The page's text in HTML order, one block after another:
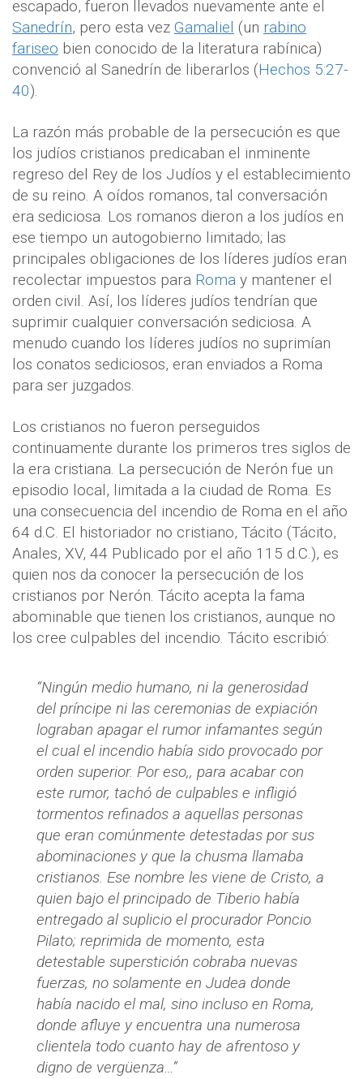
escapado, fueron llevados nuevamente ante el
Sanedrín, pero esta vez Gamaliel (un rabino
fariseo bien conocido de la literatura rabínica)
convenció al Sanedrín de liberarlos (Hechos 5:27-
40).
La razón más probable de la persecución es que
los judíos cristianos predicaban el inminente
regreso del Rey de los Judíos y el establecimiento
de su reino. A oídos romanos, tal conversación
era sediciosa. Los romanos dieron a los judíos en
ese tiempo un autogobierno limitado; las
principales obligaciones de los líderes judíos eran
recolectar impuestos para Roma y mantener el
orden civil. Así, los líderes judíos tendrían que
suprimir cualquier conversación sediciosa. A
menudo cuando los líderes judíos no suprimían
los conatos sediciosos, eran enviados a Roma
para ser juzgados.
Los cristianos no fueron perseguidos
continuamente durante los primeros tres siglos de
la era cristiana. La persecución de Nerón fue un
episodio local, limitada a la ciudad de Roma. Es
una consecuencia del incendio de Roma en el año
64 d.C. El historiador no cristiano, Tácito (Tácito,
Anales, XV, 44 Publicado por el año 115 d.C.), es
quien nos da conocer la persecución de los
cristianos por Nerón. Tácito acepta la fama
abominable que tienen los cristianos, aunque no
los cree culpables del incendio. Tácito escribió:
“Ningún medio humano, ni la generosidad
del príncipe ni las ceremonias de expiación
lograban apagar el rumor infamantes según
el cual el incendio había sido provocado por
orden superior. Por eso,, para acabar con
este rumor, tachó de culpables e infligió
tormentos refinados a aquellas personas
que eran comúnmente detestadas por sus
abominaciones y que la chusma llamaba
cristianos. Ese nombre les viene de Cristo, a
quien bajo el principado de Tiberio había
entregado al suplicio el procurador Poncio
Pilato; reprimida de momento, esta
detestable superstición cobraba nuevas
fuerzas, no solamente en Judea donde
había nacido el mal, sino incluso en Roma,
donde afluye y encuentra una numerosa
clientela todo cuanto hay de afrentoso y
digno de vergüenza…”